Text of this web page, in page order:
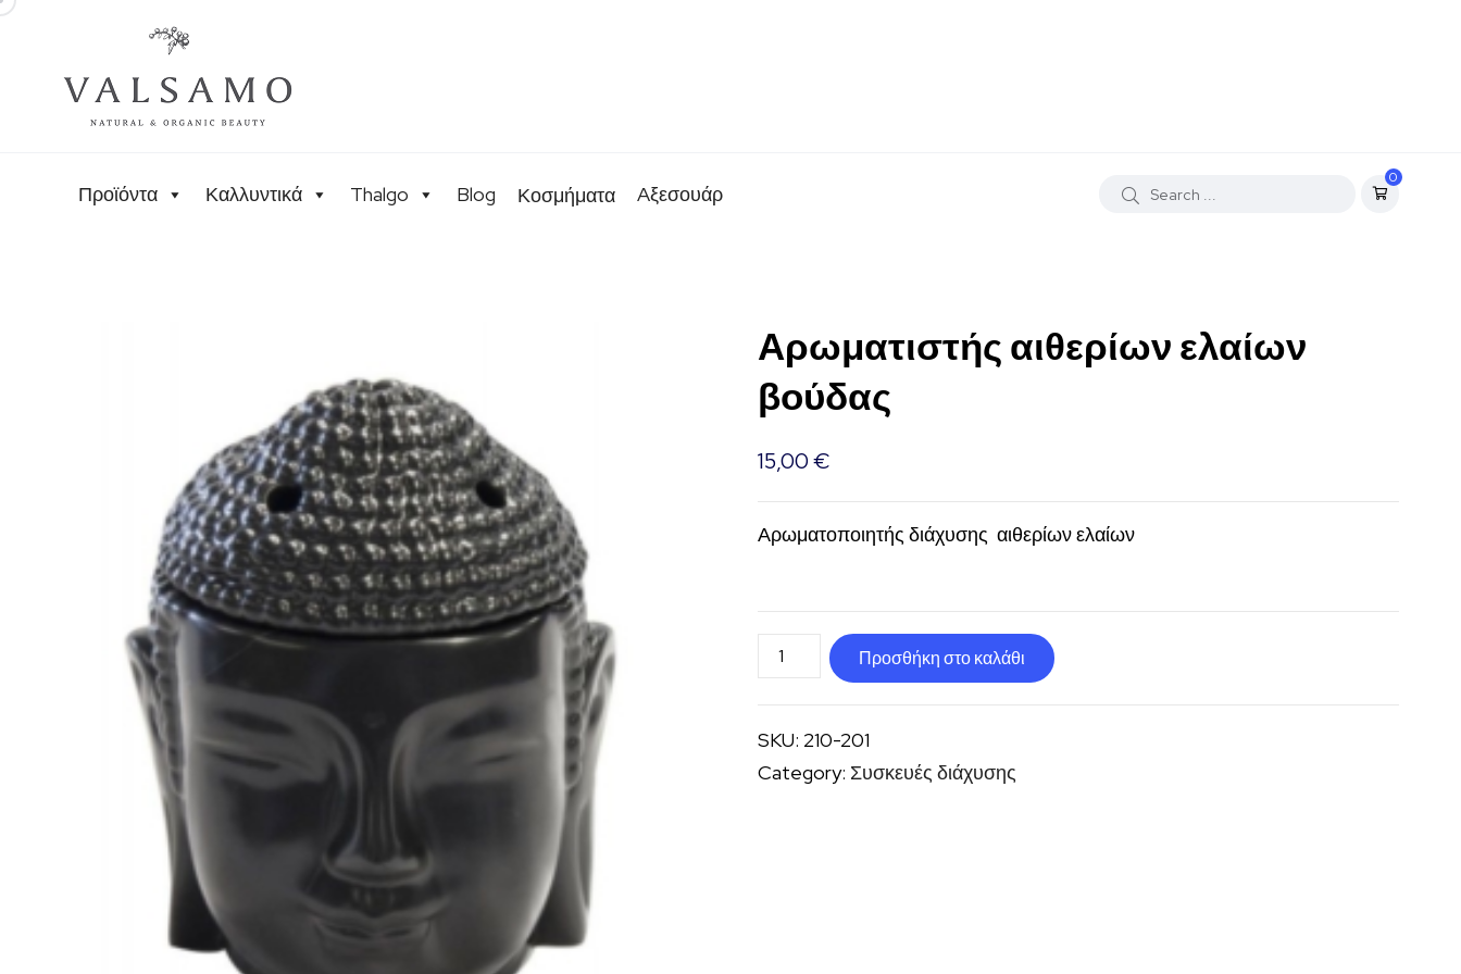
Προϊόντα Καλλυντικά Thalgo Blog Κοσμήματα Aξεσουάρ
0
Αρωματιστής αιθερίων ελαίων
βούδας
15,00€
Αρωματοποιητής διάχυσης αιθερίων ελαίων
Αρωματιστής
αιθερίων
ελαίων
βούδας
ποσότητα
Προσθήκη στο καλάθι
SKU: 210-201
Category: Συσκευές διάχυσης